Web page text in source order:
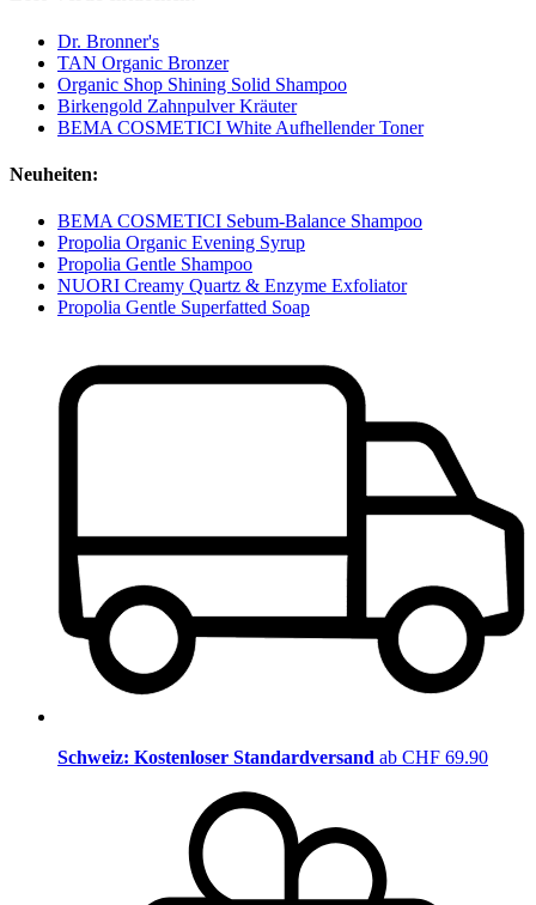
Dr. Bronner's
TAN Organic Bronzer
Organic Shop Shining Solid Shampoo
Birkengold Zahnpulver Kräuter
BEMA COSMETICI White Aufhellender Toner
Neuheiten:
BEMA COSMETICI Sebum-Balance Shampoo
Propolia Organic Evening Syrup
Propolia Gentle Shampoo
NUORI Creamy Quartz & Enzyme Exfoliator
Propolia Gentle Superfatted Soap
Schweiz: Kostenloser Standardversand ab CHF 69.90